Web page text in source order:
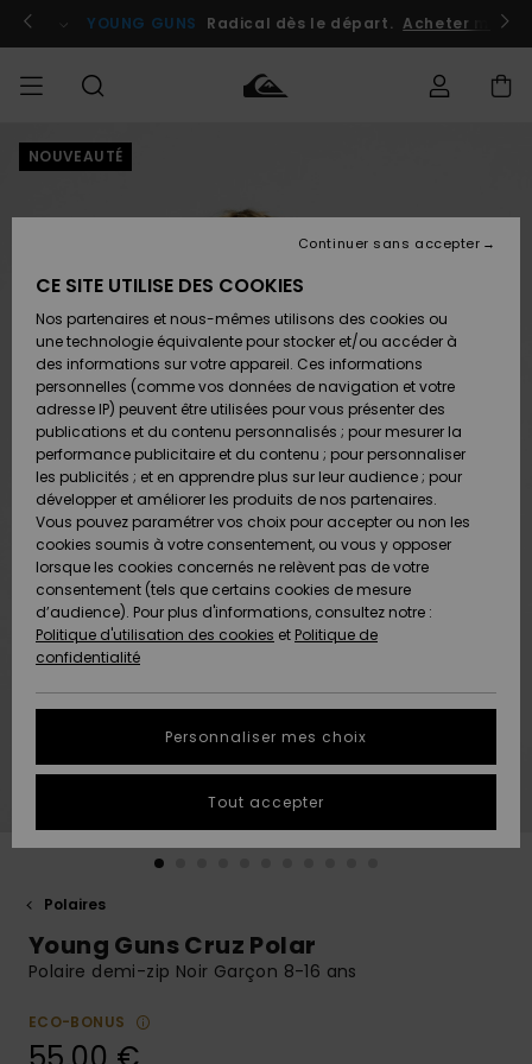
l'information
le
Se connecter / s'inscrire
YOUNG GUNS Radical dès le départ. Acheter
HOMME
Chaussures
& Tongs
Surf
Snow
Nouveautés
A
Découvrir
Chaussures
& Tongs
Surf
Snow
Nouveautés
A
Découvrir
FEMME
A
Découvrir
Snow
SURF
Homme
Surf
Shop
Enfant
Highlights
Communauté
SNOW
Homme
Snow
Shop
Enfant
Snow
Shop
Femme
A
Découvrir
Communauté
OUTLET
Enfant
Outlet
Femme
AIDE &
CONTACT
Retours
Paiement
Carte
Cadeau
Quiksilver
Freedom
Protection
des
tailles
plus rapide
à votre
MAGASINS
QUIKSILVER
NOUVEAUTÉ
Polaires
Young Guns Cruz Polar
Polaire demi-zip Noir Garçon 8-16 ans
ECO-BONUS
CE SITE UTILISE DES COOKIES
Nos partenaires et nous-mêmes utilisons des cookies ou
une technologie équivalente pour stocker et/ou accéder à
des informations sur votre appareil. Ces informations
personnelles (comme vos données de navigation et votre
adresse IP) peuvent être utilisées pour vous présenter des
publications et du contenu personnalisés ; pour mesurer la
performance publicitaire et du contenu ; pour personnaliser
les publicités ; et en apprendre plus sur leur audience ; pour
développer et améliorer les produits de nos partenaires.
Vous pouvez paramétrer vos choix pour accepter ou non les
cookies soumis à votre consentement, ou vous y opposer
lorsque les cookies concernés ne relèvent pas de votre
consentement (tels que certains cookies de mesure
d’audience). Pour plus d'informations, consultez notre :
Politique d'utilisation des cookies et Politique de
confidentialité
Personnaliser mes choix
Continuer sans accepter
Tout accepter